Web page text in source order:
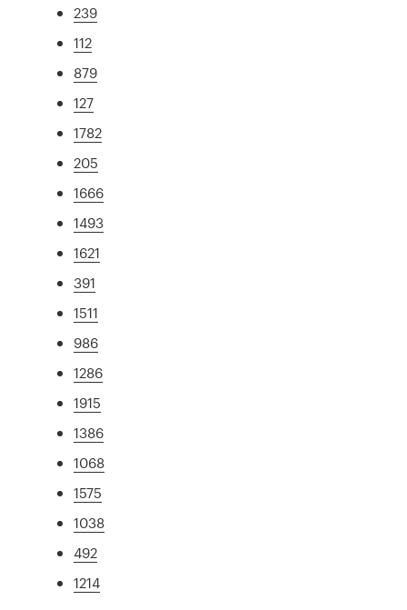
239
112
879
127
1782
205
1666
1493
1621
391
1511
986
1286
1915
1386
1068
1575
1038
492
1214